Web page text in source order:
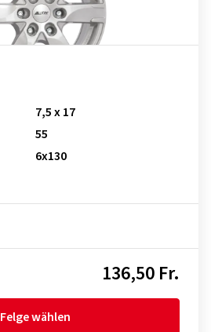
7,5 x 17
55
6x130
136,50 Fr.
Felge wählen